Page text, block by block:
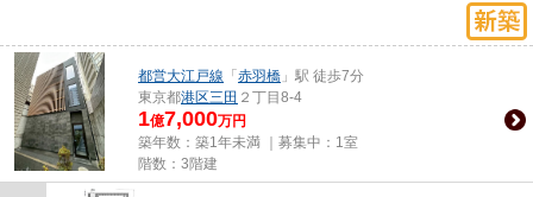
都営大江戸線 「 赤羽橋 」駅 徒歩7分
東京都港区三田 ２丁目8-4
1億7,000万円
築年数：築1年未満 ｜募集中： 1室
階数：3階建